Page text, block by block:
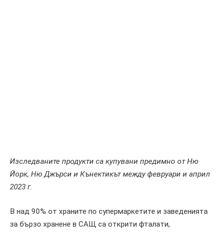
Изследваните продукти са купувани предимно от Ню
Йорк, Ню Джърси и Кънектикът между февруари и април
2023 г.
В над 90% от храните по супермаркетите и заведенията
за бързо хранене в САЩ са открити фталати,